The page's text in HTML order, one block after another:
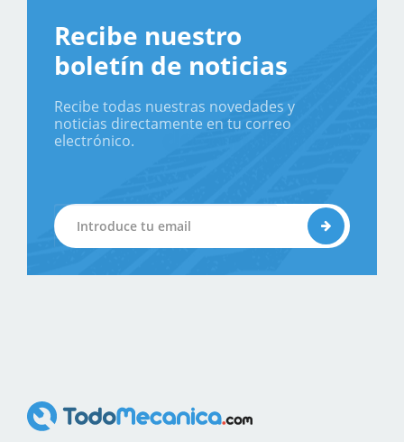
Recibe nuestro
boletín de noticias
Recibe todas nuestras novedades y
noticias directamente en tu correo
electrónico.